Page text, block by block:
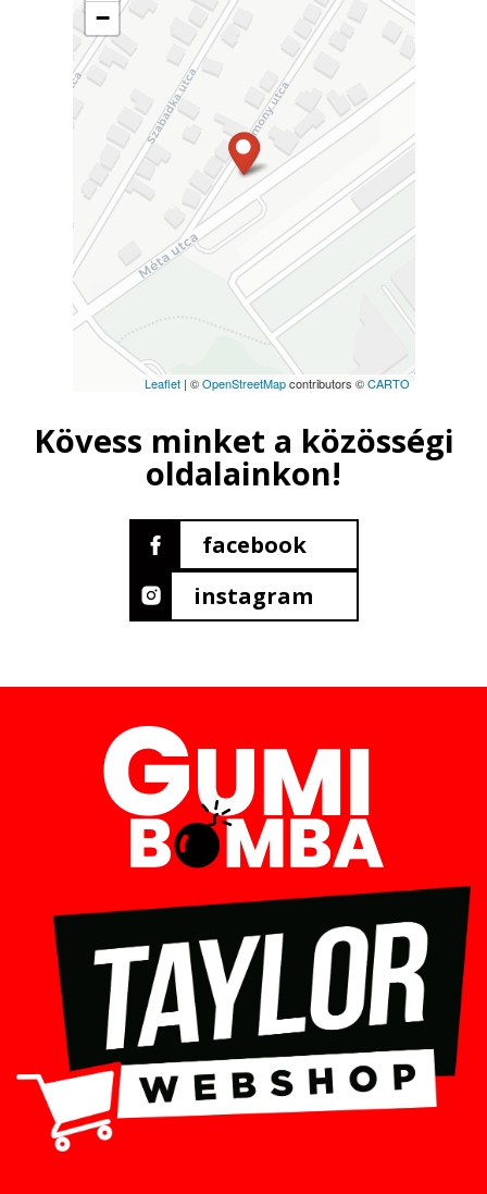
−
Leaflet| ©OpenStreetMapcontributors ©CARTO
Kövess minket a közösségi
oldalainkon!
facebook
instagram